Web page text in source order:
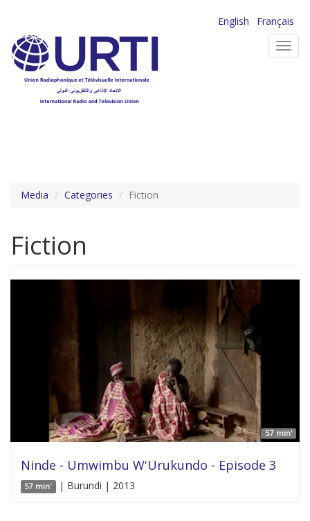
contenu
principal
English
Français
Media Categories Fiction
Fiction
57 min'
Ninde - Umwimbu W'Urukundo - Episode 3
57 min' | Burundi | 2013